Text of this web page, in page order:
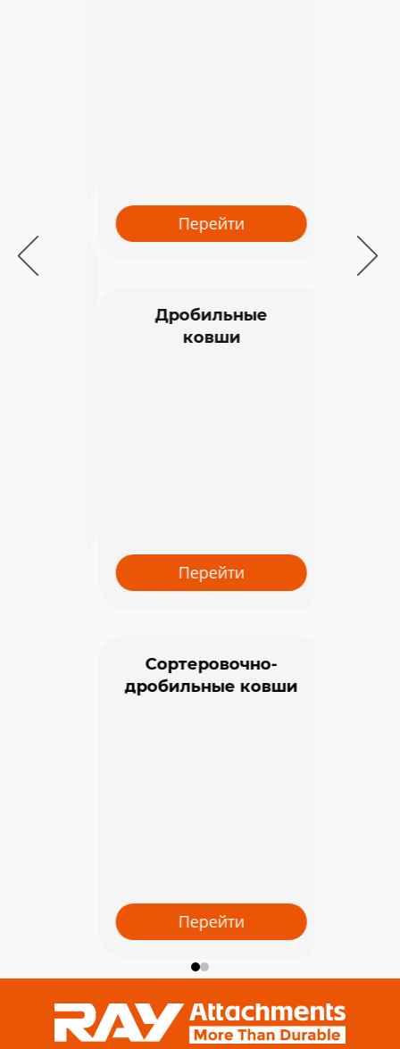
Перейти
Дробильные
ковши
Перейти
Сортеровочно-
дробильные ковши
Перейти